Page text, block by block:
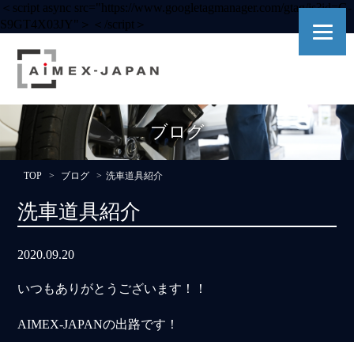
＜script async src="https://www.googletagmanager.com/gtag/js?id=G-
S9GT4X03JY"＞＜/script＞
ブログ
TOP ブログ 洗車道具紹介
洗車道具紹介
2020.09.20
いつもありがとうございます！！
AIMEX-JAPANの出路です！